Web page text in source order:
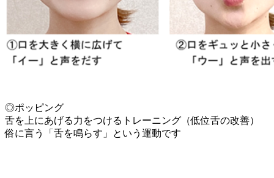
◎ポッピング
舌を上にあげる力をつけるトレーニング（低位舌の改善）
俗に言う「舌を鳴らす」という運動です